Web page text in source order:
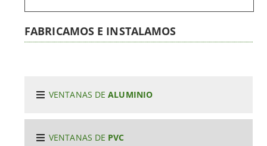
FABRICAMOS E INSTALAMOS
VENTANAS DEALUMINIO
VENTANAS DE PVC